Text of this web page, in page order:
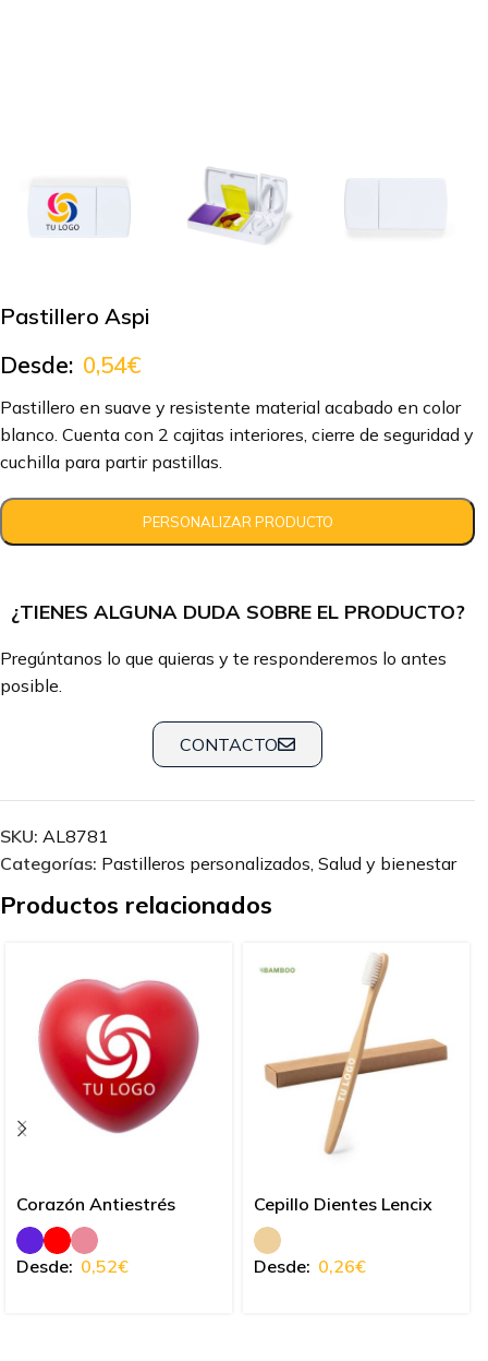
Pastillero Aspi
Desde: 0,54€
Pastillero en suave y resistente material acabado en color
blanco. Cuenta con 2 cajitas interiores, cierre de seguridad y
cuchilla para partir pastillas.
¿TIENES ALGUNA DUDA SOBRE EL PRODUCTO?
Pregúntanos lo que quieras y te responderemos lo antes
posible.
CONTACTO
SKU: AL8781
Categorías: Pastilleros personalizados, Salud y bienestar
Productos relacionados
Corazón Antiestrés
Desde: 0,52€
Cepillo Dientes Lencix
Desde: 0,26€